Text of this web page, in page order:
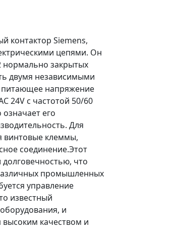
контактор Siemens,
цепями. Он
закрытых
двумя независимыми
напряжение
24V с частотой 50/60
его
Для
винтовые клеммы,
соединение.Этот
что
промышленных
управление
известный
и
высоким качеством и